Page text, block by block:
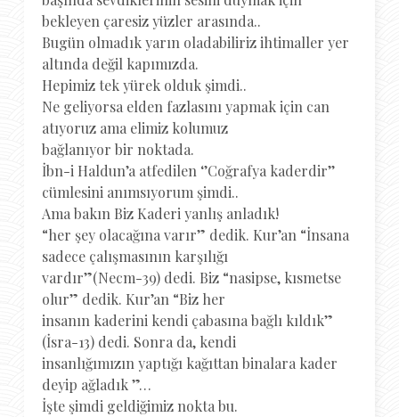
bekleyen çaresiz yüzler arasında..
Bugün olmadık yarın oladabiliriz ihtimaller yer
altında değil kapımızda.
Hepimiz tek yürek olduk şimdi..
Ne geliyorsa elden fazlasını yapmak için can
atıyoruz ama elimiz kolumuz
bağlanıyor bir noktada.
İbn-i Haldun’a atfedilen ‘’Coğrafya kaderdir’’
cümlesini anımsıyorum şimdi..
Ama bakın Biz Kaderi yanlış anladık!
“her şey olacağına varır” dedik. Kur’an “İnsana
sadece çalışmasının karşılığı
vardır”(Necm-39) dedi. Biz “nasipse, kısmetse
olur” dedik. Kur’an “Biz her
insanın kaderini kendi çabasına bağlı kıldık”
(İsra-13) dedi. Sonra da, kendi
insanlığımızın yaptığı kağıttan binalara kader
deyip ağladık ”…
İşte şimdi geldiğimiz nokta bu.